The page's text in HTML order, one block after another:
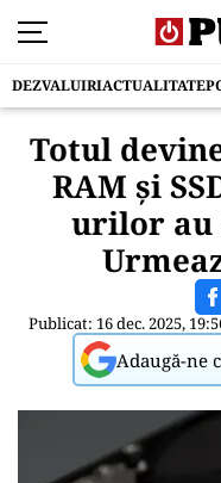
DEZVALUIRIACTUALITATE
Totul
RAM și
urilor au
Publicat: 16 dec. 2025,
Adaugă-ne